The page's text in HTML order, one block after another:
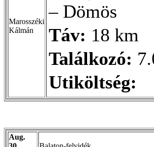
Marosszéki
Kálmán
– Dömös
Táv: 18 km
Találkozó:
Utiköltség:
Aug.